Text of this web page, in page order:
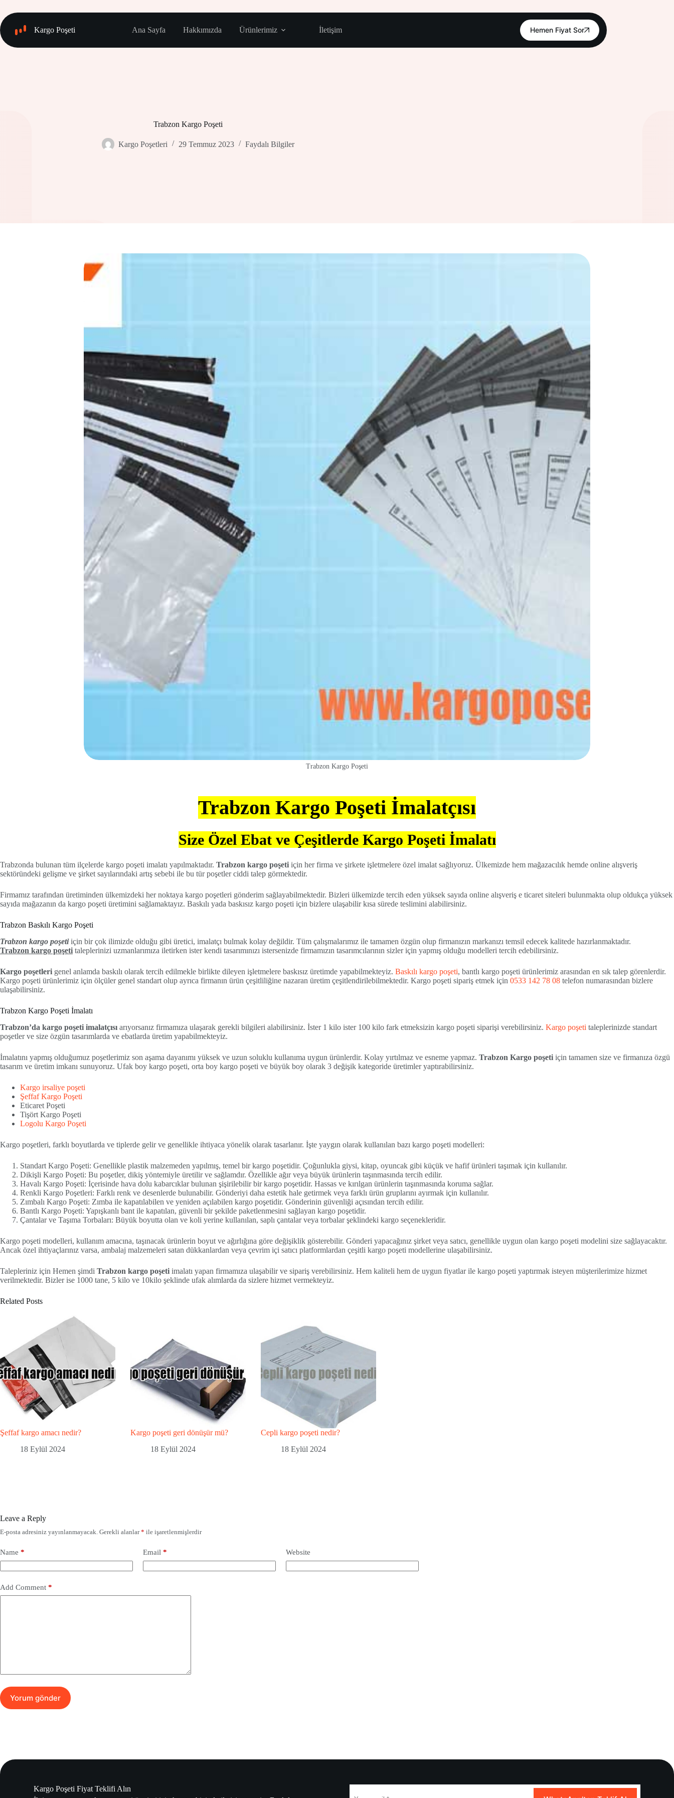
content
Kargo Poşeti
Ana Sayfa Hakkımızda Ürünlerimiz İletişim Hemen Fiyat Sor
Trabzon Kargo Poşeti
Kargo Poşetleri 29 Temmuz 2023 Faydalı Bilgiler
Trabzon Kargo Poşeti
Trabzon Kargo Poşeti İmalatçısı
Size Özel Ebat ve Çeşitlerde Kargo Poşeti İmalatı
Trabzonda bulunan tüm ilçelerde kargo poşeti imalatı yapılmaktadır. Trabzon kargo poşeti için her firma ve şirkete işletmelere özel imalat sağlıyoruz. Ülkemizde hem mağazacılık hemde online alışveriş
sektöründeki gelişme ve şirket sayılarındaki artış sebebi ile bu tür poşetler ciddi talep görmektedir.
Firmamız tarafından üretiminden ülkemizdeki her noktaya kargo poşetleri gönderim sağlayabilmektedir. Bizleri ülkemizde tercih eden yüksek sayıda online alışveriş e ticaret siteleri bulunmakta olup oldukça yüksek
sayıda mağazanın da kargo poşeti üretimini sağlamaktayız. Baskılı yada baskısız kargo poşeti için bizlere ulaşabilir kısa sürede teslimini alabilirsiniz.
Trabzon Baskılı Kargo Poşeti
Trabzon kargo poşetiiçin bir çok ilimizde olduğu gibi üretici, imalatçı bulmak kolay değildir. Tüm çalışmalarımız ile tamamen özgün olup firmanızın markanızı temsil edecek kalitede hazırlanmaktadır.
Trabzon kargo poşeti taleplerinizi uzmanlarımıza iletirken ister kendi tasarımınızı istersenizde firmamızın tasarımcılarının sizler için yapmış olduğu modelleri tercih edebilirsiniz.
Kargo poşetleri genel anlamda baskılı olarak tercih edilmekle birlikte dileyen işletmelere baskısız üretimde yapabilmekteyiz. Baskılı kargo poşeti, bantlı kargo poşeti ürünlerimiz arasından en sık talep görenlerdir.
Kargo poşeti ürünlerimiz için ölçüler genel standart olup ayrıca firmanın ürün çeşitliliğine nazaran üretim çeşitlendirilebilmektedir. Kargo poşeti sipariş etmek için 0533 142 78 08 telefon numarasından bizlere
ulaşabilirsiniz.
Trabzon Kargo Poşeti İmalatı
Trabzon’da kargo poşeti imalatçısı arıyorsanız firmamıza ulaşarak gerekli bilgileri alabilirsiniz. İster 1 kilo ister 100 kilo fark etmeksizin kargo poşeti siparişi verebilirsiniz. Kargo poşeti taleplerinizde standart
poşetler ve size özgün tasarımlarda ve ebatlarda üretim yapabilmekteyiz.
İmalatını yapmış olduğumuz poşetlerimiz son aşama dayanımı yüksek ve uzun soluklu kullanıma uygun ürünlerdir. Kolay yırtılmaz ve esneme yapmaz. Trabzon Kargo poşeti için tamamen size ve firmanıza özgü
tasarım ve üretim imkanı sunuyoruz. Ufak boy kargo poşeti, orta boy kargo poşeti ve büyük boy olarak 3 değişik kategoride üretimler yaptırabilirsiniz.
Kargo irsaliye poşeti
Şeffaf Kargo Poşeti
Eticaret Poşeti
Tişört Kargo Poşeti
Logolu Kargo Poşeti
Kargo poşetleri, farklı boyutlarda ve tiplerde gelir ve genellikle ihtiyaca yönelik olarak tasarlanır. İşte yaygın olarak kullanılan bazı kargo poşeti modelleri:
Standart Kargo Poşeti: Genellikle plastik malzemeden yapılmış, temel bir kargo poşetidir. Çoğunlukla giysi, kitap, oyuncak gibi küçük ve hafif ürünleri taşımak için kullanılır.
Dikişli Kargo Poşeti: Bu poşetler, dikiş yöntemiyle üretilir ve sağlamdır. Özellikle ağır veya büyük ürünlerin taşınmasında tercih edilir.
Havalı Kargo Poşeti: İçerisinde hava dolu kabarcıklar bulunan şişirilebilir bir kargo poşetidir. Hassas ve kırılgan ürünlerin taşınmasında koruma sağlar.
Renkli Kargo Poşetleri: Farklı renk ve desenlerde bulunabilir. Gönderiyi daha estetik hale getirmek veya farklı ürün gruplarını ayırmak için kullanılır.
Zımbalı Kargo Poşeti: Zımba ile kapatılabilen ve yeniden açılabilen kargo poşetidir. Gönderinin güvenliği açısından tercih edilir.
Bantlı Kargo Poşeti: Yapışkanlı bant ile kapatılan, güvenli bir şekilde paketlenmesini sağlayan kargo poşetidir.
Çantalar ve Taşıma Torbaları: Büyük boyutta olan ve koli yerine kullanılan, saplı çantalar veya torbalar şeklindeki kargo seçenekleridir.
Kargo poşeti modelleri, kullanım amacına, taşınacak ürünlerin boyut ve ağırlığına göre değişiklik gösterebilir. Gönderi yapacağınız şirket veya satıcı, genellikle uygun olan kargo poşeti modelini size sağlayacaktır.
Ancak özel ihtiyaçlarınız varsa, ambalaj malzemeleri satan dükkanlardan veya çevrim içi satıcı platformlardan çeşitli kargo poşeti modellerine ulaşabilirsiniz.
Talepleriniz için Hemen şimdi Trabzon kargo poşeti imalatı yapan firmamıza ulaşabilir ve sipariş verebilirsiniz. Hem kaliteli hem de uygun fiyatlar ile kargo poşeti yaptırmak isteyen müşterilerimize hizmet
verilmektedir. Bizler ise 1000 tane, 5 kilo ve 10kilo şeklinde ufak alımlarda da sizlere hizmet vermekteyiz.
Related Posts
Şeffaf kargo amacı nedir?
18 Eylül 2024
Kargo poşeti geri dönüşür mü?
18 Eylül 2024
Cepli kargo poşeti nedir?
18 Eylül 2024
Leave a Reply
E-posta adresiniz yayınlanmayacak. Gerekli alanlar* ile işaretlenmişlerdir
Name * Email * Website
Add Comment *
Yorum gönder
Kargo Poşeti Fiyat Teklifi Alın